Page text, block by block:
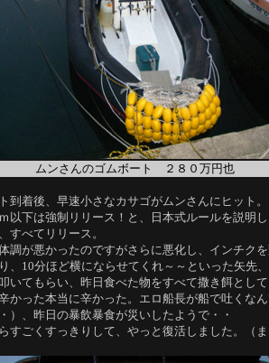
ムンさんのゴムボート ２８０万円也
到着後、早速小さなカサゴがムンさんにヒット
以下は強制リリース！と、日本式ルールを説明
すべてリリース。
調が悪かったのですがさらに悪化し、インチク
、10分ほど横にならせてくれ～～といった矢先
いてもらい、昨日食べた物をすべて撒き餌とし
かった本当に辛かった。エロ船長が船で吐くな
）、昨日の暴飲暴食が災いしたようで・・
すごくすっきりして、やっと復活しました。（